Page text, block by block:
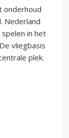
onderhoud
Nederland
in het
vliegbasis
plek.